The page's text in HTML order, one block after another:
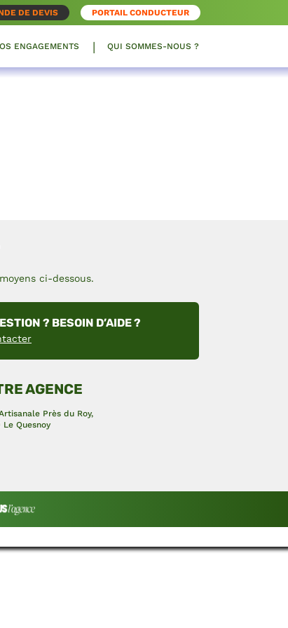
DE DEVIS PORTAIL CONDUCTEUR
ENGAGEMENTS QUI SOMMES-NOUS ?
ci-dessous.
? BESOIN D’AIDE ?
AGENCE
Près du Roy,
Le Quesnoy